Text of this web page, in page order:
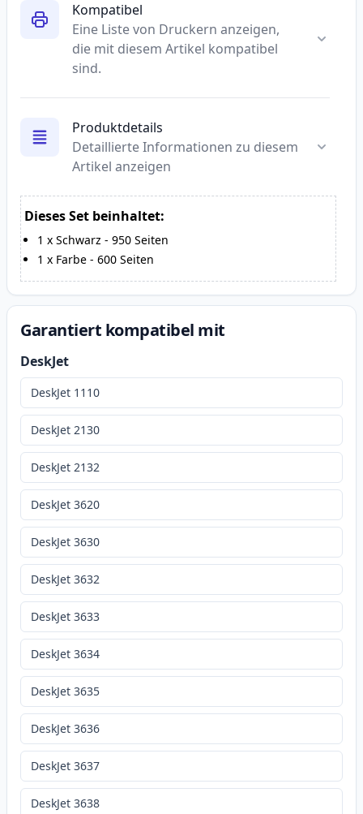
Kompatibel
Eine Liste von Druckern anzeigen,
die mit diesem Artikel kompatibel
sind.
Produktdetails
Detaillierte Informationen zu diesem
Artikel anzeigen
Dieses Set beinhaltet:
1 x Schwarz - 950 Seiten
1 x Farbe - 600 Seiten
Garantiert kompatibel mit
DeskJet
DeskJet 1110
DeskJet 2130
DeskJet 2132
DeskJet 3620
DeskJet 3630
DeskJet 3632
DeskJet 3633
DeskJet 3634
DeskJet 3635
DeskJet 3636
DeskJet 3637
DeskJet 3638